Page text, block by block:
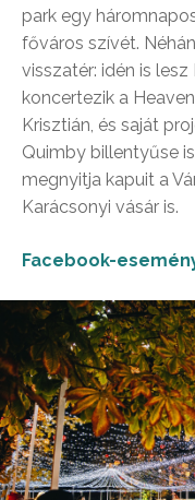
park egy
főváros szívét.
visszatér: idén is
koncertezik a
Krisztián, és saját
Quimby billentyűse
megnyitja kapuit a
Karácsonyi vásár is.
Facebook-